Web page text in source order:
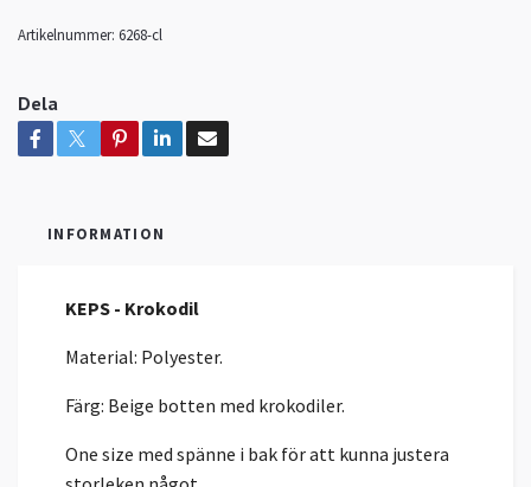
Artikelnummer: 6268-cl
Dela
INFORMATION
KEPS - Krokodil
Material: Polyester.
Färg: Beige botten med krokodiler.
One size med spänne i bak för att kunna justera